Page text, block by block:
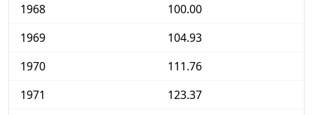
1968
100.00
1969
104.93
1970
111.76
1971
123.37